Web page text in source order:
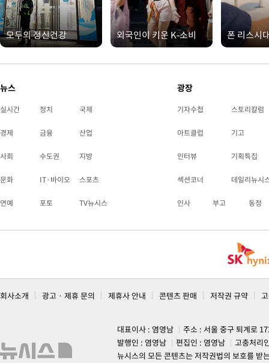
모두의 정신건강 외국인이 키운 K-소비 폰 리스시
뉴스
실시간 정치 국제
경제 금융 산업
사회 수도권 지방
문화 IT·바이오 스포츠
연예 포토 TV뉴시스
광장
기자수첩 스토리칼럼
아트클럽 기고
인터뷰 기획특집
섹션코너 데일리뉴시
인사 부고 동정
회사소개 광고 · 제휴 문의 제휴사 안내 콘텐츠 판매 저작권 규약
대표이사 : 염영남
주소 : 서울 중구 퇴계로
발행인 : 염영남
편집인 : 염영남
고충처리
뉴시스의 모든 콘텐츠는 저작권법의 보호를